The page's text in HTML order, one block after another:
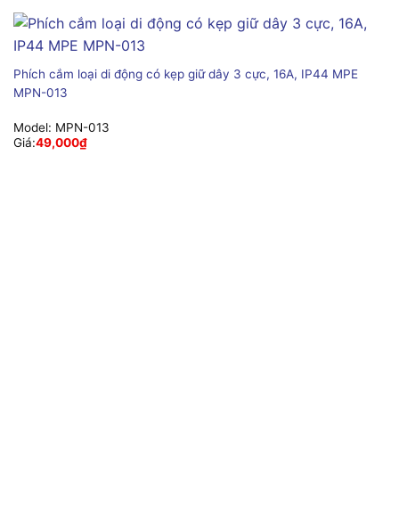
Phích cắm loại di động có kẹp giữ dây 3 cực, 16A, IP44 MPE
MPN-013
Model: MPN-013
Giá:49,000₫